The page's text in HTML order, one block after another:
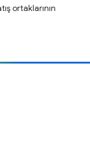
ortaklarının